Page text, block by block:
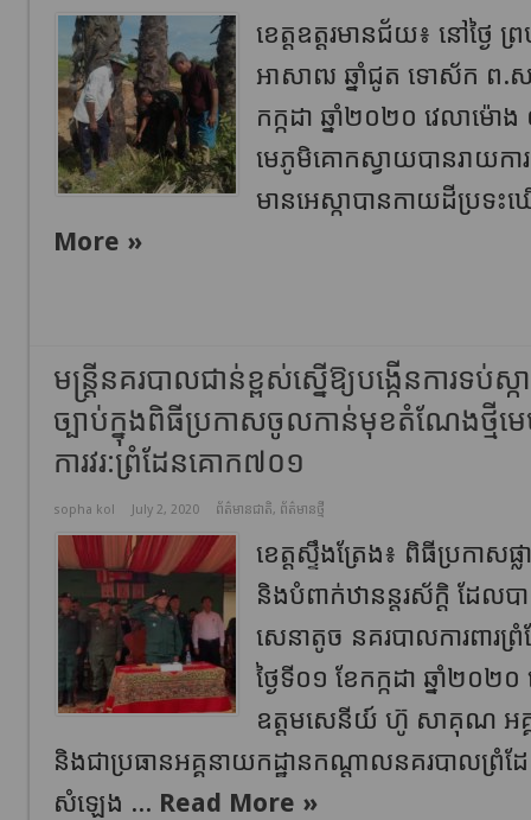
ខេត្តឧត្ដរមានជ័យ៖ នៅថ្ងៃ
អាសាឍ ឆ្នាំជូត ទោស័ក ព.
កក្កដា ឆ្នាំ២០២០ វេលាម៉
មេភូមិគោកស្វាយបានរាយក
មានអេស្កាបានកាយដីប្រទះ
More »
មន្ត្រីនគរបាលជាន់ខ្ពស់ស្នើឱ្យបង្កើនការទប់
ច្បាប់ក្នុងពិធីប្រកាសចូលកាន់មុខតំណែងថ្មីមេ
ការវរ:ព្រំដែនគោក៧០១
sopha kol July 2, 2020 ព័ត៌មានជាតិ, ព័ត៌មានថ្មី
ខេត្តស្ទឹងត្រែង៖ ពិធីប្រកាស
និងបំពាក់ឋានន្តរស័ក្ដិ ដែលបា
សេនាតូច នគរបាលការពារ
ថ្ងៃទី០១ ខែកក្កដា ឆ្នាំ២០
ឧត្ដមសេនីយ៍ ហ៊ូ សាគុណ អគ្គ
និងជាប្រធានអគ្គនាយកដ្ឋានកណ្ដាលនគរបាលព្
សំឡេង ... Read More »